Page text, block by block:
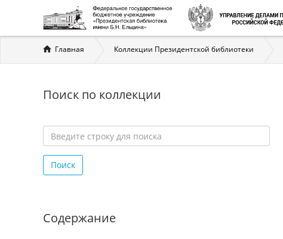
Вы
здесь
Главная Коллекции Президентской библиотеки
Поиск по коллекции
строку
для
Поиск
Содержание